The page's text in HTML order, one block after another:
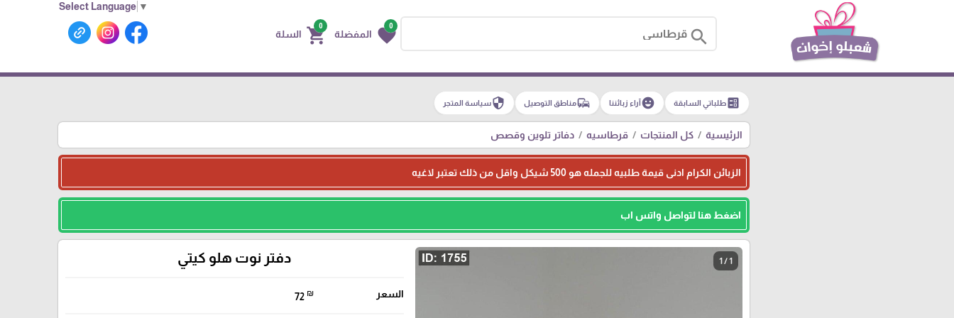
Select Language ▼
search
0
favorite المفضلة
0
shopping_cart السلة
ballotطلباتي السابقة emoji_emotionsآراء زبائننا commuteمناطق التوصيل securityسياسة المتجر
الرئيسية كل المنتجات قرطاسيه دفاتر تلوين وقصص
الزبائن الكرام ادنى قيمة طلبيه للجمله هو 500 شيكل واقل من ذلك تعتبر لاغيه
اضغط هنا لتواصل واتس اب
1 / 1 دفتر نوت هلو كيتي
السعر 72 ₪